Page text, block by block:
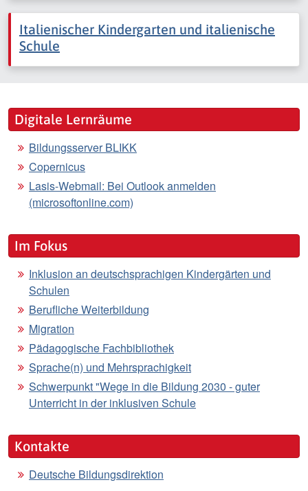
Italienischer Kindergarten und italienische
Schule
Digitale Lernräume
Bildungsserver BLIKK
Copernicus
Lasis-Webmail: Bei Outlook anmelden
(microsoftonline.com)
Im Fokus
Inklusion an deutschsprachigen Kindergärten und
Schulen
Berufliche Weiterbildung
Migration
Pädagogische Fachbibliothek
Sprache(n) und Mehrsprachigkeit
Schwerpunkt "Wege in die Bildung 2030 - guter
Unterricht in der inklusiven Schule
Kontakte
Deutsche Bildungsdirektion